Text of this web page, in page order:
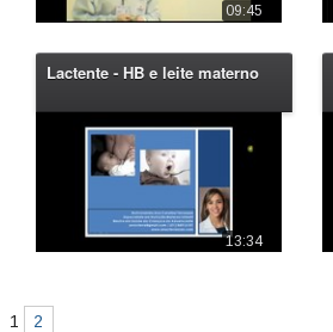
09:45
Lactente - HB e leite materno
13:34
1 2